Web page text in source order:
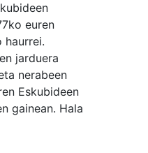
euren
jarduera
nerabeen
Eskubideen
gainean. Hala